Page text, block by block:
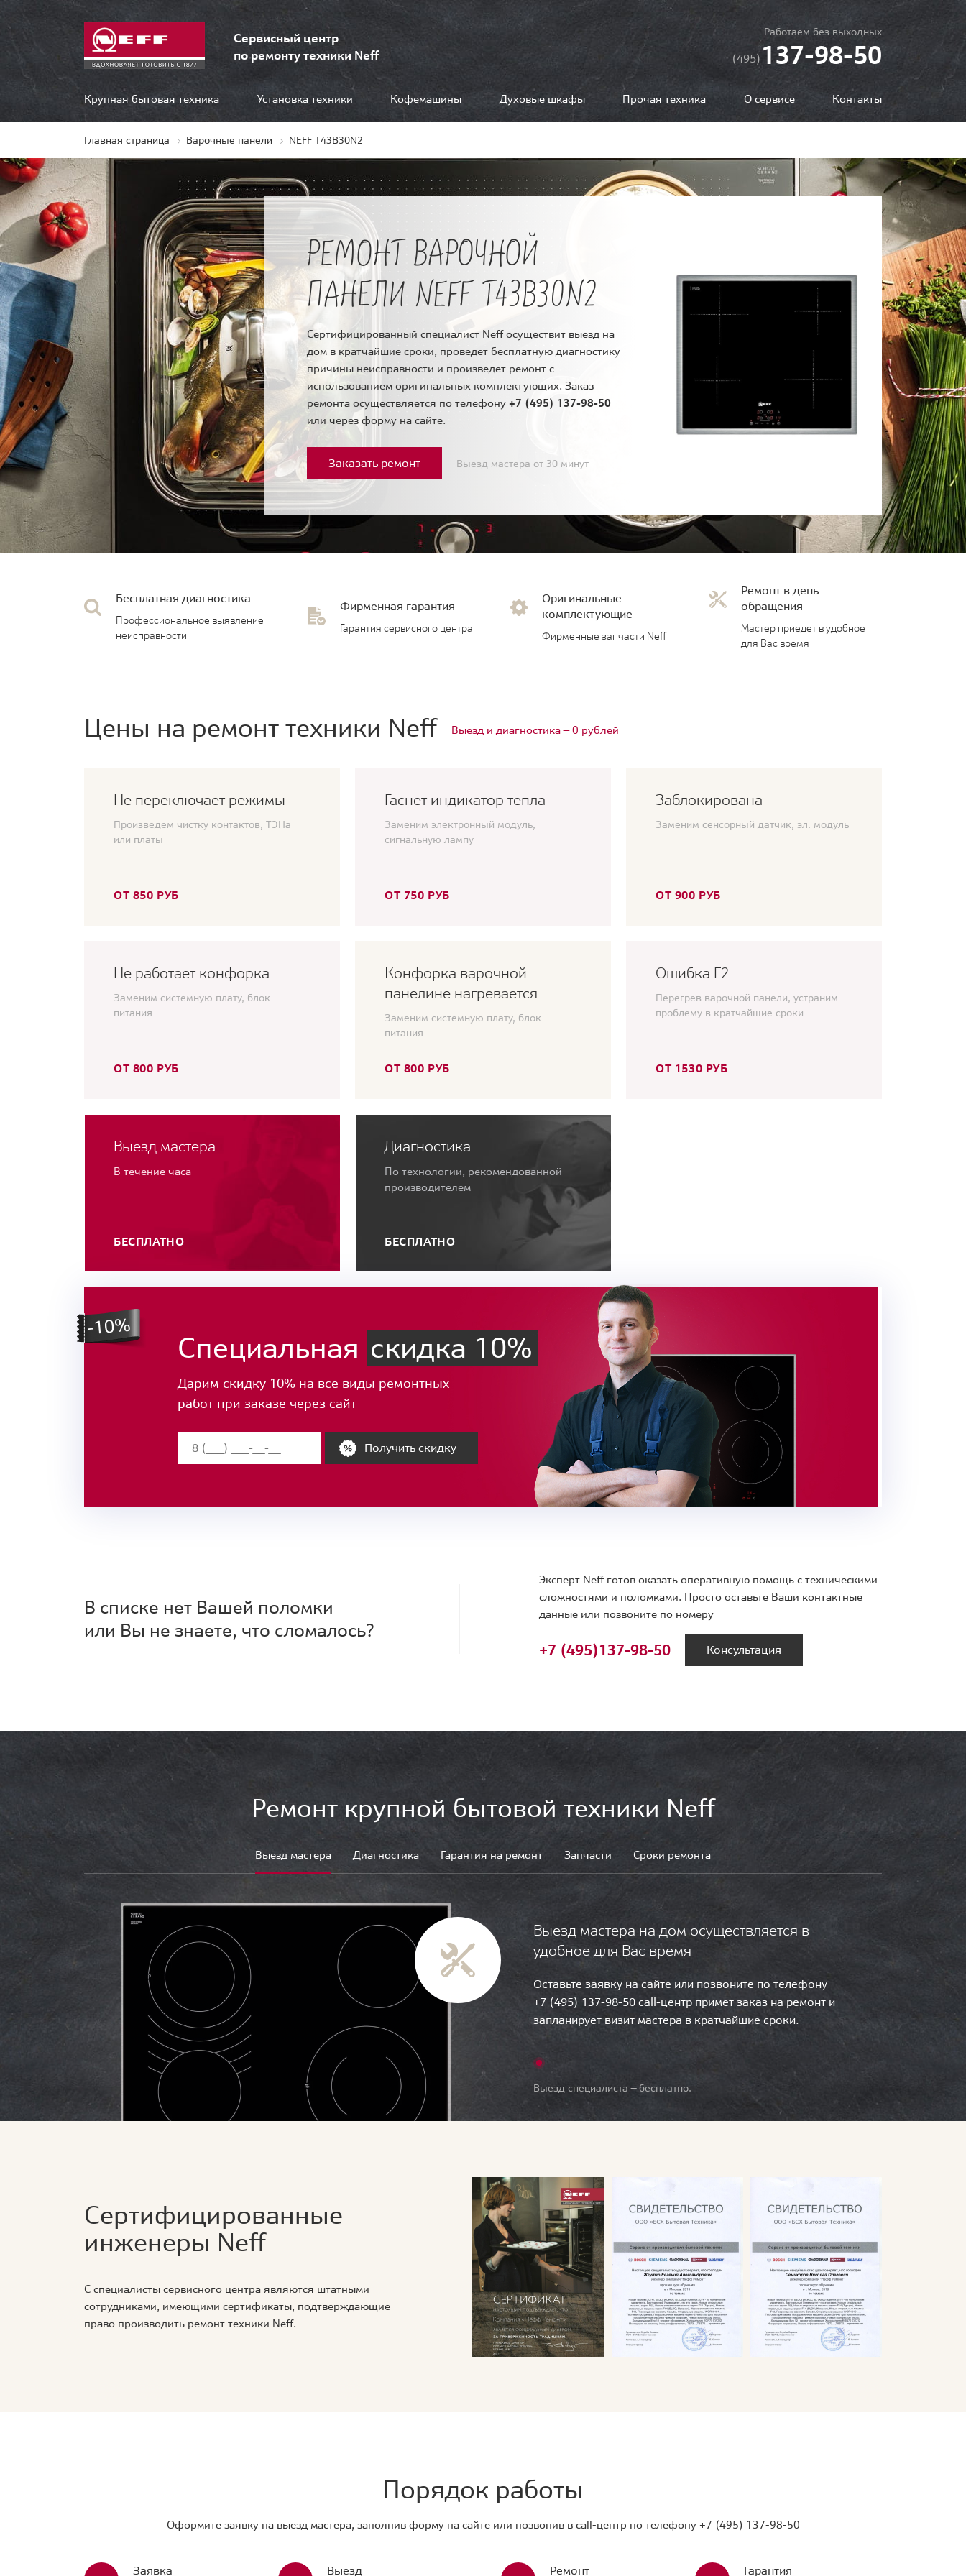
Сервисный центр
по ремонту техники Neff
Работаем без выходных
(495)137-98-50
Крупная бытовая техника Установка техники Кофемашины Духовые шкафы Прочая техника О сервисе Контакты
Главная страница Варочные панели NEFF T43B30N2
РЕМОНТ ВАРОЧНОЙ
ПАНЕЛИ NEFF T43B30N2
Сертифицированный специалист Neff осуществит выезд на
дом в кратчайшие сроки, проведет бесплатную диагностику
причины неисправности и произведет ремонт с
использованием оригинальных комплектующих. Заказ
ремонта осуществляется по телефону +7 (495) 137-98-50
или через форму на сайте.
Заказать ремонт Выезд мастера от 30 минут
Бесплатная диагностика
Профессиональное выявление
неисправности
Фирменная гарантия
Гарантия сервисного центра
Оригинальные
комплектующие
Фирменные запчасти Neff
Ремонт в день
обращения
Мастер приедет в удобное
для Вас время
Цены на ремонт техники Neff Выезд и диагностика — 0 рублей
Не переключает режимы
Произведем чистку контактов, ТЭНа
или платы
ОТ 850 РУБ
Гаснет индикатор тепла
Заменим электронный модуль,
сигнальную лампу
ОТ 750 РУБ
Заблокирована
Заменим сенсорный датчик, эл. модуль
ОТ 900 РУБ
Не работает конфорка
Заменим системную плату, блок
питания
ОТ 800 РУБ
Конфорка варочной
панелине нагревается
Заменим системную плату, блок
питания
ОТ 800 РУБ
Ошибка F2
Перегрев варочной панели, устраним
проблему в кратчайшие сроки
ОТ 1530 РУБ
Выезд мастера
В течение часа
БЕСПЛАТНО
Диагностика
По технологии, рекомендованной
производителем
БЕСПЛАТНО
Специальная скидка 10%
Дарим скидку 10% на все виды ремонтных
работ при заказе через сайт
Получить скидку
В списке нет Вашей поломки
или Вы не знаете, что сломалось?
Эксперт Neff готов оказать оперативную помощь с техническими
сложностями и поломками. Просто оставьте Ваши контактные
данные или позвоните по номеру
+7 (495)137-98-50 Консультация
Ремонт крупной бытовой техники Neff
Выезд мастера Диагностика Гарантия на ремонт Запчасти Сроки ремонта
Выезд мастера на дом осуществляется в
удобное для Вас время
Оставьте заявку на сайте или позвоните по телефону
+7 (495) 137-98-50 call-центр примет заказ на ремонт и
запланирует визит мастера в кратчайшие сроки.
Выезд специалиста — бесплатно.
Сертифицированные
инженеры Neff
С специалисты сервисного центра являются штатными
сотрудниками, имеющими сертификаты, подтверждающие
право производить ремонт техники Neff.
Порядок работы
Оформите заявку на выезд мастера, заполнив форму на сайте или позвонив в call-центр по телефону +7 (495) 137-98-50
Заявка Выезд Ремонт Гарантия